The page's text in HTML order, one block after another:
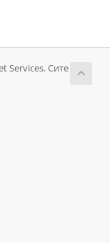
Services. Сите